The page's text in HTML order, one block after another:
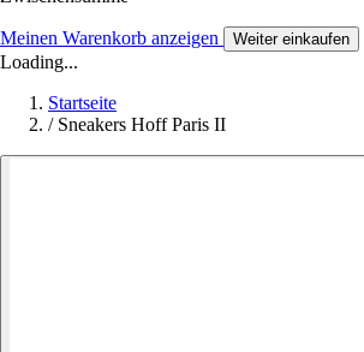
Meinen Warenkorb anzeigen Weiter einkaufen
Loading...
Startseite
/ Sneakers Hoff Paris II